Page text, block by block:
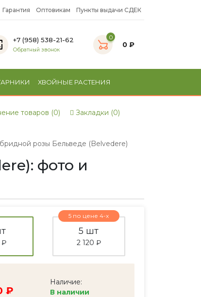
Гарантия Оптовикам Пункты выдачи СДЕК
+7 (958) 538-21-62
Обратный звонок
0
0 ₽
ХВОЙНЫЕ РАСТЕНИЯ
товаров (0) Закладки (0)
розы Бельведе (Belvedere)
фото и
₽
5 по цене 4-х
5 шт
2 120 ₽
₽
Наличие:
В наличии